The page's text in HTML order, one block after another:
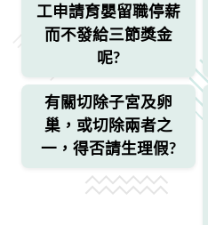
工申請育嬰留職停薪
而不發給三節獎金
呢?
有關切除子宮及卵
巢，或切除兩者之
一，得否請生理假?